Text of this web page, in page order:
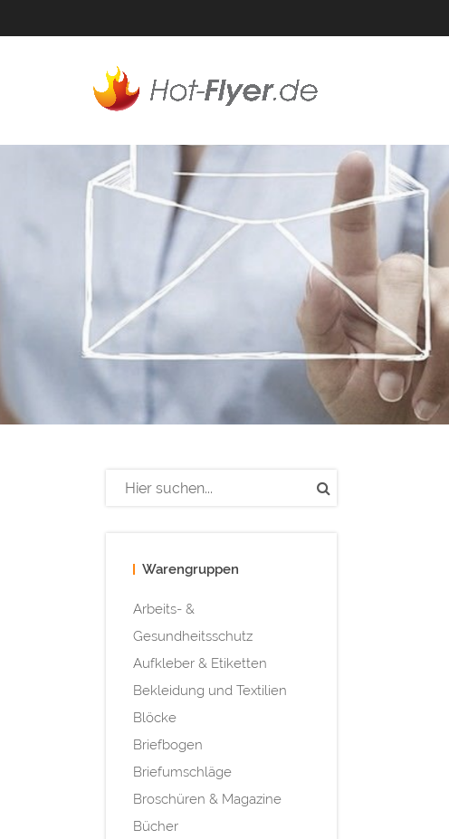
Warengruppen
Arbeits- &
Gesundheitsschutz
Aufkleber & Etiketten
Bekleidung und Textilien
Blöcke
Briefbogen
Briefumschläge
Broschüren & Magazine
Bücher